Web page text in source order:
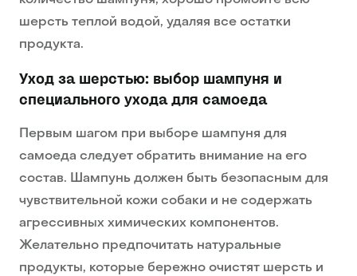
шерсть теплой водой, удаляя все остатки
продукта.
Уход за шерстью: выбор шампуня и
специального ухода для самоеда
Первым шагом при выборе шампуня для
самоеда следует обратить внимание на его
состав. Шампунь должен быть безопасным для
чувствительной кожи собаки и не содержать
агрессивных химических компонентов.
Желательно предпочитать натуральные
продукты, которые бережно очистят шерсть и